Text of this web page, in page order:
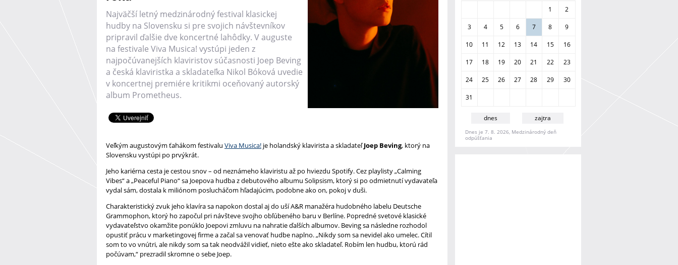
Najväčší letný medzinárodný festival klasickej
hudby na Slovensku si pre svojich návštevníkov
pripravil ďalšie dve koncertné lahôdky. V auguste
na festivale Viva Musica! vystúpi jeden z
najpočúvanejších klaviristov súčasnosti Joep Beving
a česká klaviristka a skladateľka Nikol Bóková uvedie
v koncertnej premiére kritikmi oceňovaný autorský
album Prometheus.
Veľkým augustovým ťahákom festivalu Viva Musica! je holandský klavirista a skladateľJoep Beving, ktorý na
Slovensku vystúpi po prvýkrát.
Jeho kariérna cesta je cestou snov – od neznámeho klaviristu až po hviezdu Spotify. Cez playlisty „Calming
Vibes“ a „Peaceful Piano“ sa Joepova hudba z debutového albumu Solipsism, ktorý si po odmietnutí vydavateľa
vydal sám, dostala k miliónom poslucháčom hľadajúcim, podobne ako on, pokoj v duši.
Charakteristický zvuk jeho klavíra sa napokon dostal aj do uší A&R manažéra hudobného labelu Deutsche
Grammophon, ktorý ho započul pri návšteve svojho obľúbeného baru v Berlíne. Popredné svetové klasické
vydavateľstvo okamžite ponúklo Joepovi zmluvu na nahratie ďalších albumov. Beving sa následne rozhodol
opustiť prácu v marketingovej firme a začal sa venovať hudbe naplno. „Nikdy som sa nevidel ako umelec. Cítil
som to vo vnútri, ale nikdy som sa tak neodvážil vidieť, nieto ešte ako skladateľ. Robím len hudbu, ktorú rád
počúvam,“ prezradil skromne o sebe Joep.
1 2
3 4 5 6 7 8 9
10 11 12 13 14 15 16
17 18 19 20 21 22 23
24 25 26 27 28 29 30
31
dnes zajtra
Dnes je 7. 8. 2026, Medzinárodný deň
odpúšťania